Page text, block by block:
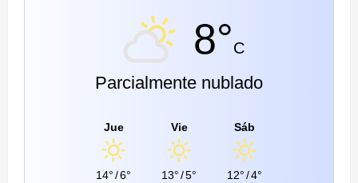
8°C
Parcialmente nublado
Jue
14°/6°
Vie
13°/5°
Sáb
12°/4°